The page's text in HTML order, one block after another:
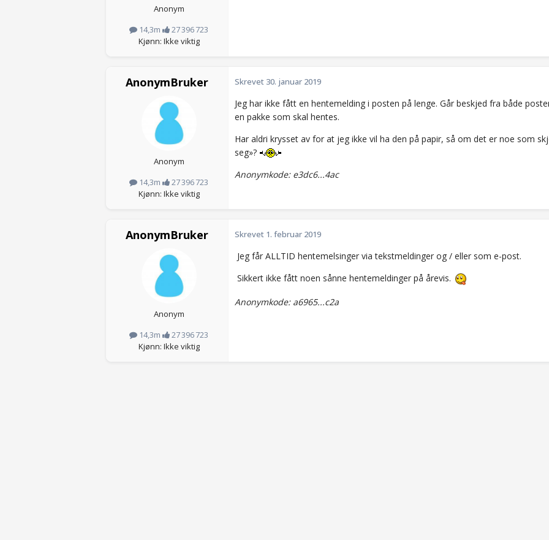
Anonym
14,3m
27 396 723
Kjønn: Ikke viktig
AnonymBruker
Anonym
14,3m
27 396 723
Kjønn: Ikke viktig
Skrevet 30. januar 2019
Jeg har ikke fått en hentemelding i posten på lenge. Går beskjed fra både
en pakke som skal hentes.
Har aldri krysset av for at jeg ikke vil ha den på papir, så om det er noe som
seg»?
Anonymkode: e3dc6...4ac
AnonymBruker
Anonym
14,3m
27 396 723
Kjønn: Ikke viktig
Skrevet 1. februar 2019
Jeg får ALLTID hentemelsinger via tekstmeldinger og / eller som e-post.
Sikkert ikke fått noen sånne hentemeldinger på årevis.
Anonymkode: a6965...c2a